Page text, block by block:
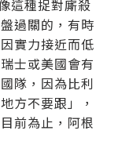
這種捉對廝殺
過關的，有時
實力接近而低
士或美國會有
隊，因為比利
方不要跟」，
前為止，阿根